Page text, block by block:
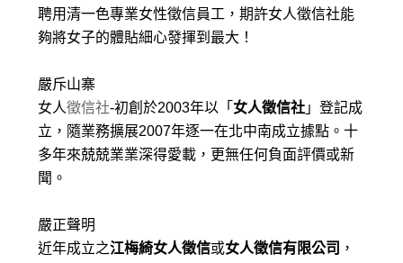
聘用清一色專業女性徵信員工，期許女人徵信社能
夠將女子的體貼細心發揮到最大 ！
嚴斥山寨
女人徵信社-初創於2003年以「 女人徵信社 」登記成
立，隨業務擴展2007年逐一在北中南成立據點。十
多年來兢兢業業深得愛載，更無任何負面評價或新
聞。
嚴正聲明
近年成立之江梅綺女人徵信或女人徵信有限公司 ，